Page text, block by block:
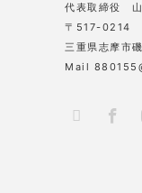
代表取締役 山
〒517-0214
三重県志摩市
Mail